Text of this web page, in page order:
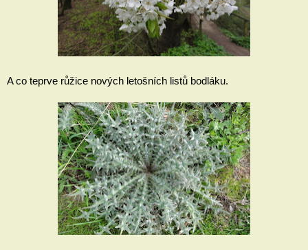
A co teprve růžice nových letošních listů bodláku.